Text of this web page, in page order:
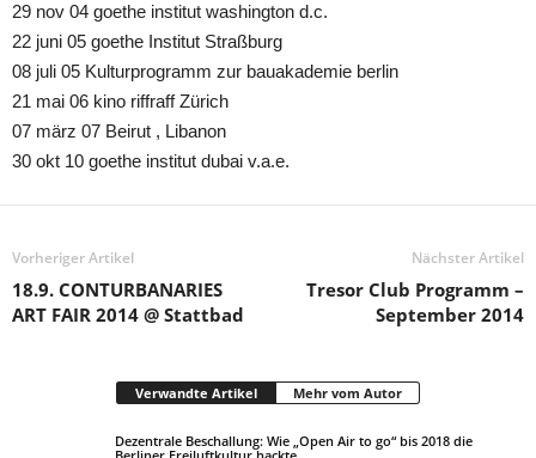
29 nov 04 goethe institut washington d.c.
22 juni 05 goethe Institut Straßburg
08 juli 05 Kulturprogramm zur bauakademie berlin
21 mai 06 kino riffraff Zürich
07 märz 07 Beirut , Libanon
30 okt 10 goethe institut dubai v.a.e.
Vorheriger Artikel
18.9. CONTURBANARIES
ART FAIR 2014 @ Stattbad
Nächster Artikel
Tresor Club Programm –
September 2014
Verwandte Artikel Mehr vom Autor
Dezentrale Beschallung: Wie „Open Air to go“ bis 2018 die